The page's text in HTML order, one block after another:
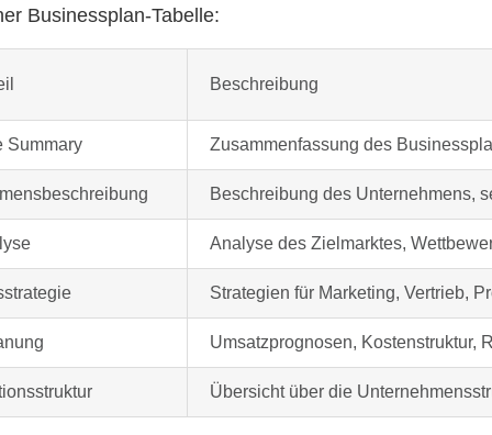
Businessplan-Tabelle:
Beschreibung
Summary Zusammenfassung des
Beschreibung des Unternehmens,
Analyse des Zielmarktes,
Strategien für Marketing, Vertrieb,
Umsatzprognosen, Kostenstruktur,
Übersicht über die